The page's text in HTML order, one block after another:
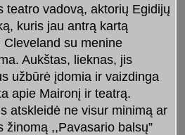
teatro vadovą, aktorių Egidijų
kuris jau antrą kartą
Cleveland su menine
Aukštas, lieknas, jis
užbūrė įdomia ir vaizdinga
apie Maironį ir teatrą.
atskleidė ne visur minimą ar
žinomą ,,Pavasario balsų”